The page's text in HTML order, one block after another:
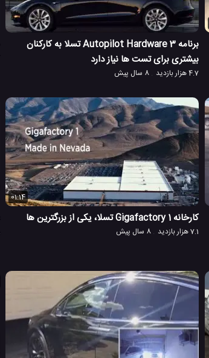
برنامه Autopilot Hardware 3 تسلا به کارکنان
بیشتری برای تست ها نیاز دارد
4.7 هزار بازدید 8 سال پیش
01:14
کارخانه Gigafactory 1 تسلا، یکی از بزرگترین ها
7.1 هزار بازدید 8 سال پیش